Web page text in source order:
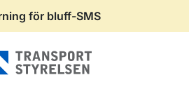
för bluff-SMS